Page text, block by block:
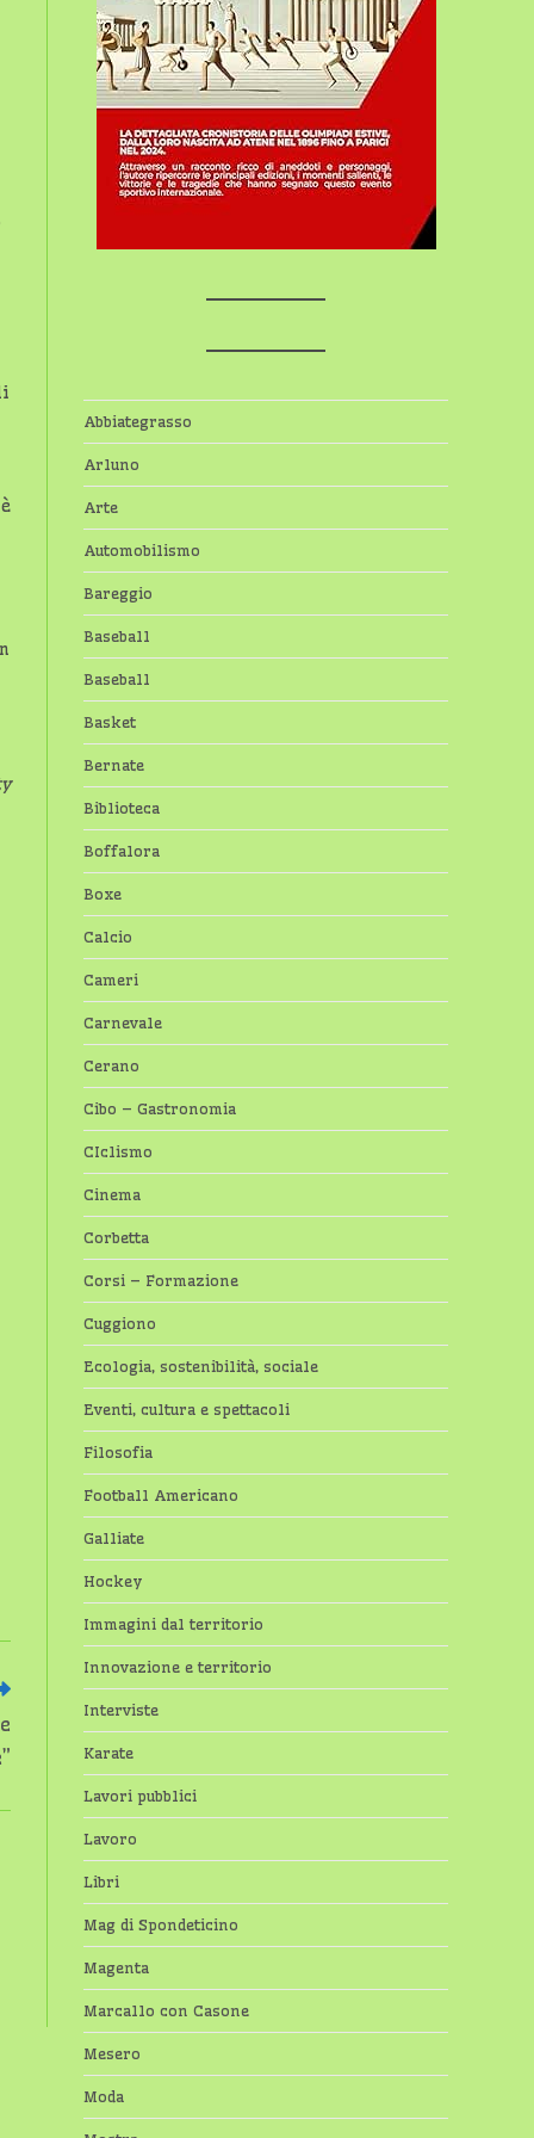
Abbiategrasso
Arluno
Arte
Automobilismo
Bareggio
Baseball
Baseball
Basket
Bernate
Biblioteca
Boffalora
Boxe
Calcio
Cameri
Carnevale
Cerano
Cibo – Gastronomia
CIclismo
Cinema
Corbetta
Corsi – Formazione
Cuggiono
Ecologia, sostenibilità, sociale
Eventi, cultura e spettacoli
Filosofia
Football Americano
Galliate
Hockey
Immagini dal territorio
Innovazione e territorio
Interviste
Karate
Lavori pubblici
Lavoro
Libri
Mag di Spondeticino
Magenta
Marcallo con Casone
Mesero
Moda